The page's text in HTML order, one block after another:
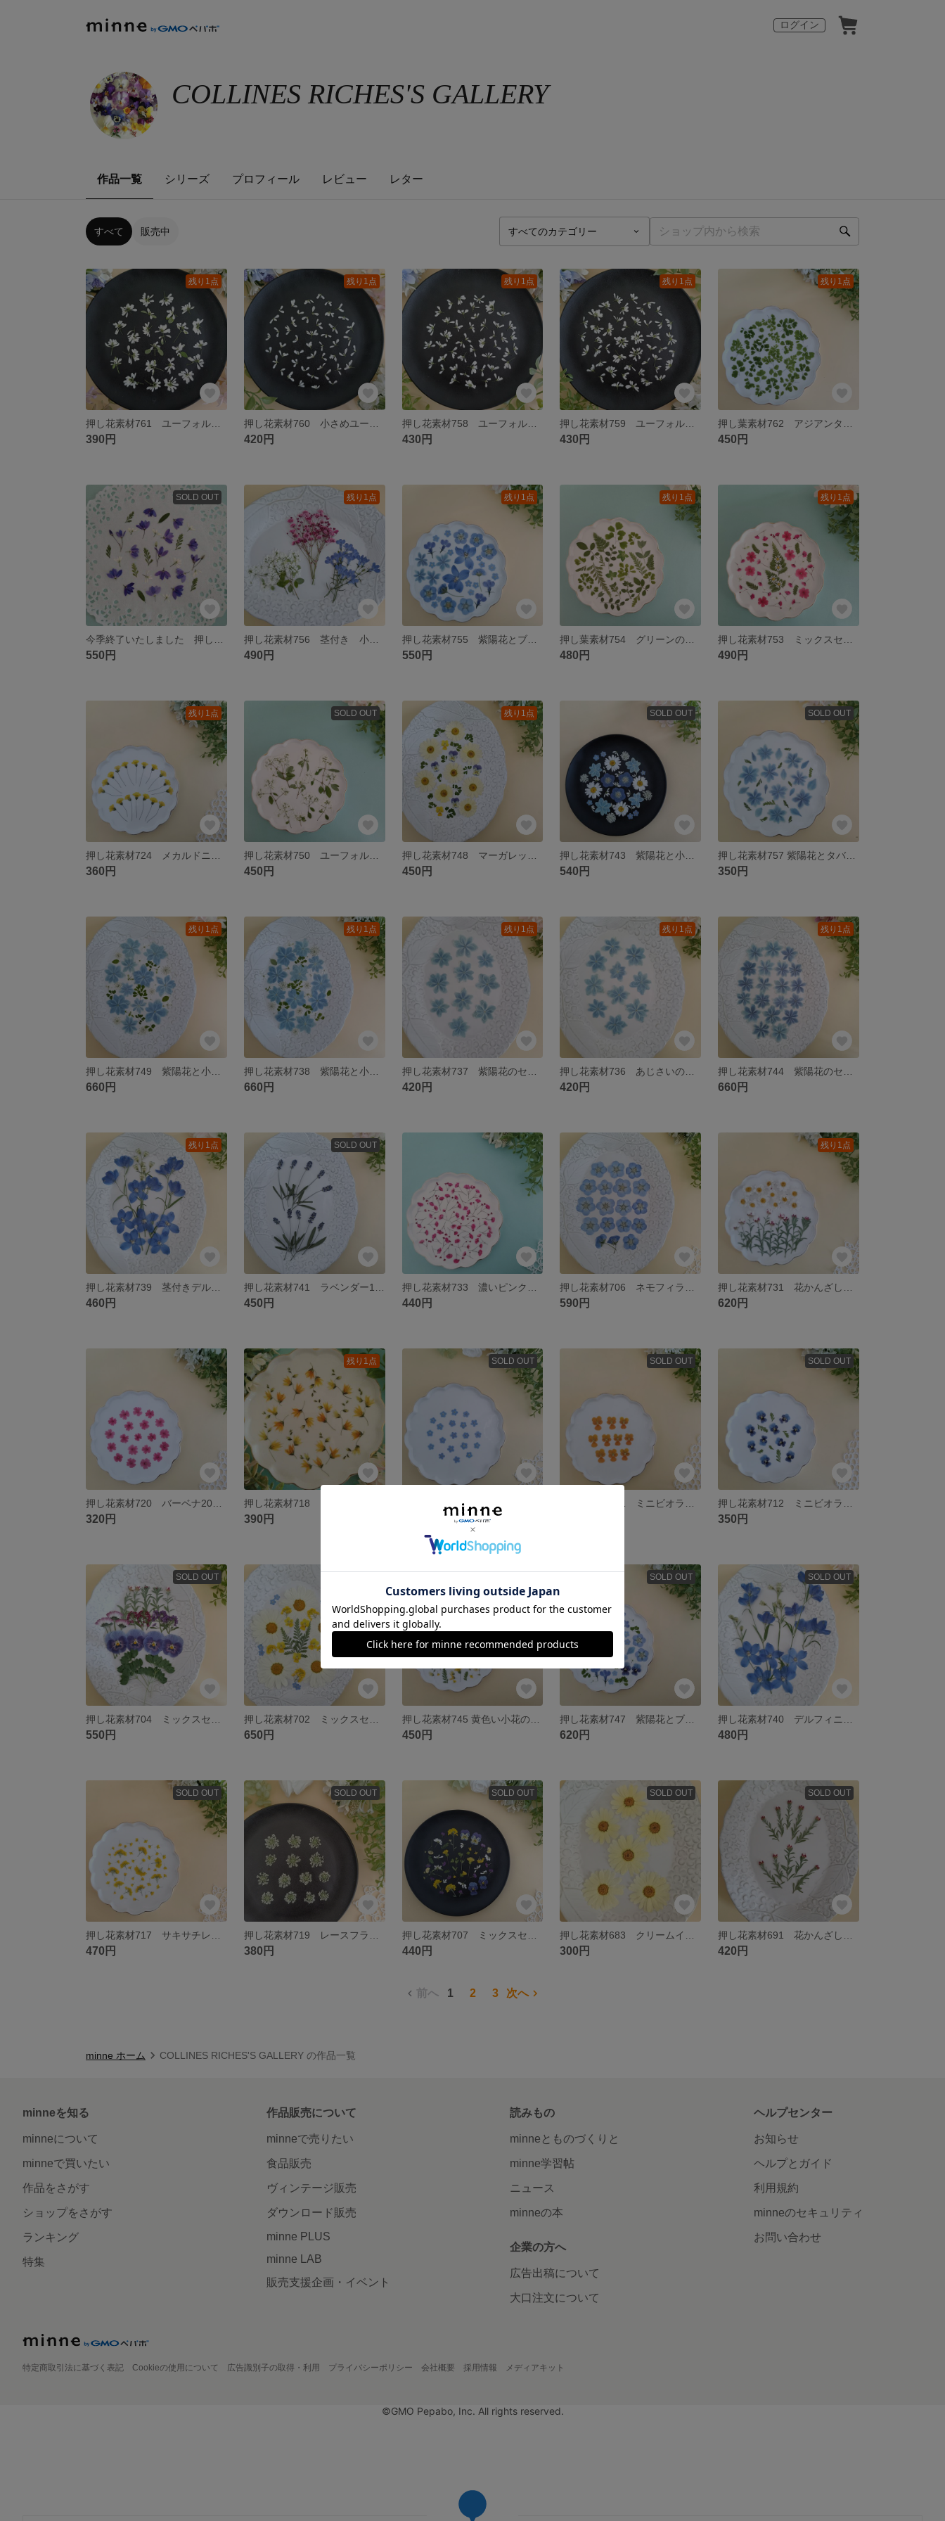
ログイン
COLLINES RICHES'S GALLERY
作品一覧 シリーズ プロフィール レビュー レター
すべて 販売中
残り1点
390円
残り1点
420円
残り1点
押し花素材758 ユーフォルビアのセット 小花 花材 ホワイト
430円
残り1点
430円
残り1点
450円
SOLD OUT
550円
残り1点
押し花素材756 茎付き 小花のミックスセット 3種類入り
490円
残り1点
押し花素材755 紫陽花とブルー系小花のミックスセット
550円
残り1点
480円
残り1点
490円
残り1点
360円
SOLD OUT
押し花素材750 ユーフォルビアのセット
450円
残り1点
450円
SOLD OUT
540円
SOLD OUT
350円
残り1点
660円
残り1点
押し花素材738 紫陽花と小花のミックスセット
660円
残り1点
420円
残り1点
420円
残り1点
660円
残り1点
460円
SOLD OUT
450円 440円 590円
残り1点
620円
320円
残り1点
390円
SOLD OUT SOLD OUT SOLD OUT
350円
SOLD OUT
550円 650円
押し花素材745 黄色い小花のセット
450円
SOLD OUT
620円
SOLD OUT
480円
SOLD OUT
470円
SOLD OUT
380円
SOLD OUT
440円
SOLD OUT
300円
SOLD OUT
420円
前へ 1 2 3 次へ
minne ホーム COLLINES RICHES'S GALLERY の作品一覧
minneを知る
minneについて
minneで買いたい
作品をさがす
ショップをさがす
ランキング
特集
作品販売について
minneで売りたい
食品販売
ヴィンテージ販売
ダウンロード販売
minne PLUS
minne LAB
販売支援企画・イベント
読みもの
minneとものづくりと
minne学習帖
ニュース
minneの本
企業の方へ
広告出稿について
大口注文について
ヘルプセンター
お知らせ
ヘルプとガイド
利用規約
minneのセキュリティ
お問い合わせ
特定商取引法に基づく表記 Cookieの使用について 広告識別子の取得・利用 プライバシーポリシー 会社概要 採用情報 メディアキット
©GMO Pepabo, Inc. All rights reserved.